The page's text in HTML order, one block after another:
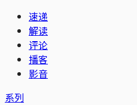
速递
解读
评论
播客
影音
系列